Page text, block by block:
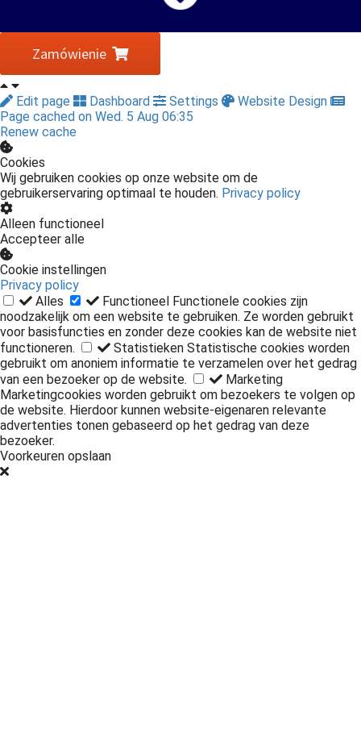
Zamówienie
Edit page Dashboard Settings
Website Design
Page cached on Wed. 5 Aug 06:35
Renew cache
Cookies
Wij gebruiken cookies op onze website om de
gebruikerservaring optimaal te houden. Privacy policy
Alleen functioneel
Accepteer alle
Cookie instellingen
Privacy policy
Alles
Functioneel Functionele cookies zijn
noodzakelijk om een website te gebruiken. Ze worden gebruikt
voor basisfuncties en zonder deze cookies kan de website niet
functioneren.
Statistieken Statistische cookies worden
gebruikt om anoniem informatie te verzamelen over het gedrag
van een bezoeker op de website.
Marketing
Marketingcookies worden gebruikt om bezoekers te volgen op
de website. Hierdoor kunnen website-eigenaren relevante
advertenties tonen gebaseerd op het gedrag van deze
bezoeker.
Voorkeuren opslaan